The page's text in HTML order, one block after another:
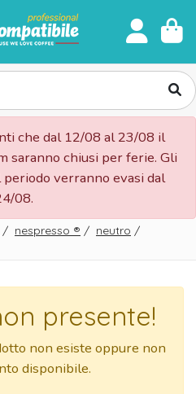
che dal 12/08 al 23/08 il
saranno chiusi per ferie. Gli
verranno evasi dal
08.
/ nespresso ® / neutro /
presente!
non esiste oppure non
disponibile.